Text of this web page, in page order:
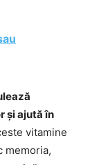
și ajută în
vitamine
memoria,